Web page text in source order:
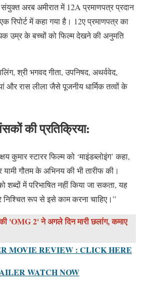
अरब अमीरात में 12A प्रमाणपत्र प्रदान
रिपोर्ट में कहा गया है। 12ए प्रमाणपत्र का
उम्र के बच्चों को फिल्म देखने की अनुमति
श्री भगवद गीता, उपनिषद, अथर्ववेद,
और रास लीला जैसे पूजनीय धार्मिक तत्वों के
की प्रतिक्रिया:
कुमार स्टारर फिल्म को ‘माइंडब्लोइंग’ कहा,
गौतम के अभिनय की भी तारीफ की।
शब्दों में परिभाषित नहीं किया जा सकता, यह
रूप से इसे काम करना चाहिए।”
'OMG 2' ने अगले दिन मारी छलांग, कमाए
MOVIE REVIEW : CLICK HERE
WATCH NOW